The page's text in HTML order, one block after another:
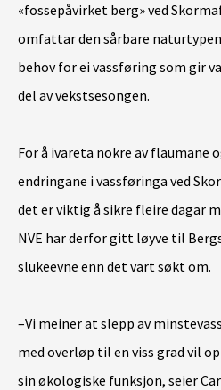
«fossepåvirket berg» ved
omfattar den sårbare
behov for ei vassføring som gir
del av vekstsesongen.
For å ivareta nokre av flaumane
endringane i vassføringa ved
det er viktig å sikre fleire dagar
NVE har derfor gitt løyve til
slukeevne enn det vart søkt om.
–Vi meiner at slepp av
med overløp til en viss grad vil
sin økologiske funksjon, seier